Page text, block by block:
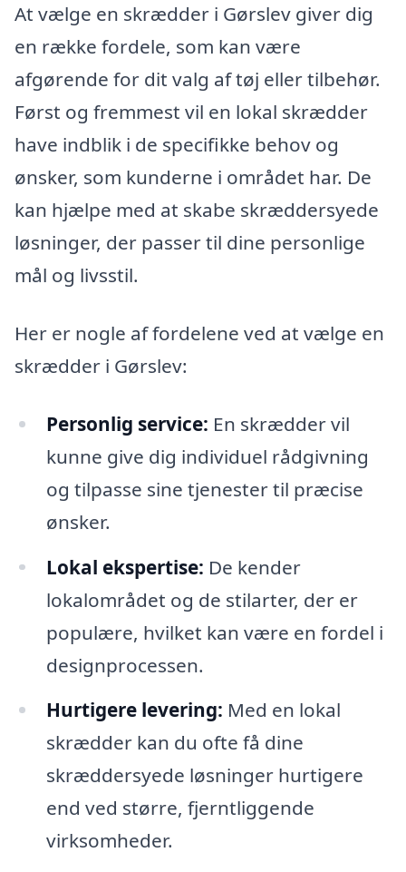
At vælge en skrædder i Gørslev giver dig
en række fordele, som kan være
afgørende for dit valg af tøj eller tilbehør.
Først og fremmest vil en lokal skrædder
have indblik i de specifikke behov og
ønsker, som kunderne i området har. De
kan hjælpe med at skabe skræddersyede
løsninger, der passer til dine personlige
mål og livsstil.
Her er nogle af fordelene ved at vælge en
skrædder i Gørslev:
Personlig service: En skrædder vil
kunne give dig individuel rådgivning
og tilpasse sine tjenester til præcise
ønsker.
Lokal ekspertise: De kender
lokalområdet og de stilarter, der er
populære, hvilket kan være en fordel i
designprocessen.
Hurtigere levering: Med en lokal
skrædder kan du ofte få dine
skræddersyede løsninger hurtigere
end ved større, fjerntliggende
virksomheder.